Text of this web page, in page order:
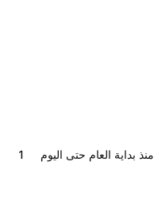
منذ بداية العام حتى اليوم ‎1‎ سنة